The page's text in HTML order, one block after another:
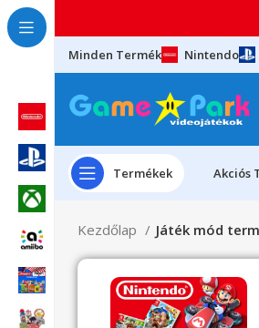
Minden Termék Nintendo
Termékek Akciós
Kezdőlap Játék mód